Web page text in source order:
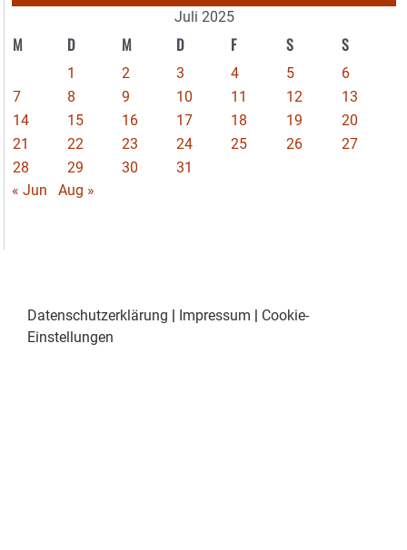
Juli 2025
M D M D F S S
1 2 3 4 5
6
7
8 9 10 11 12
13
14
15 16 17 18 19
20
21
22 23 24 25 26
27
28
29 30
31
« Jun
Aug »
Datenschutzerklärung | Impressum | Cookie-
Einstellungen